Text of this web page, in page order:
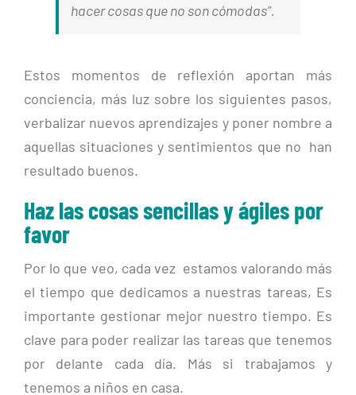
hacer cosas que no son cómodas”.
Estos momentos de reflexión aportan más
conciencia, más luz sobre los siguientes pasos,
verbalizar nuevos aprendizajes y poner nombre a
aquellas situaciones y sentimientos que no han
resultado buenos.
Haz las cosas sencillas y ágiles por
favor
Por lo que veo, cada vez estamos valorando más
el tiempo que dedicamos a nuestras tareas, Es
importante gestionar mejor nuestro tiempo. Es
clave para poder realizar las tareas que tenemos
por delante cada día. Más si trabajamos y
tenemos a niños en casa.